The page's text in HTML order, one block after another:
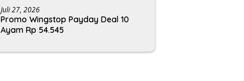
Juli 27, 2026
Promo Wingstop Payday Deal 10
Ayam Rp 54.545